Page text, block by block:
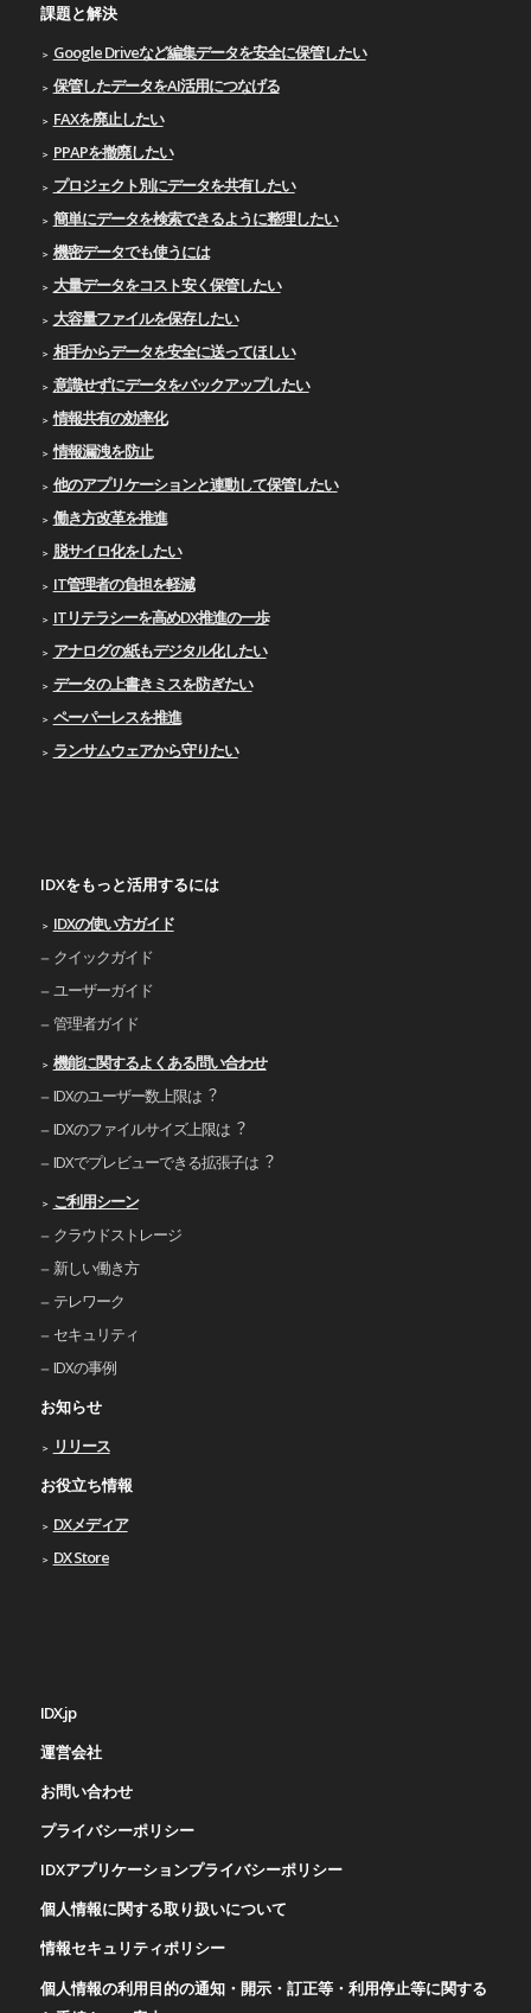
課題と解決
Google Driveなど編集データを安全に保管したい
保管したデータをAI活用につなげる
FAXを廃止したい
PPAPを撤廃したい
プロジェクト別にデータを共有したい
簡単にデータを検索できるように整理したい
機密データでも使うには
大量データをコスト安く保管したい
大容量ファイルを保存したい
相手からデータを安全に送ってほしい
意識せずにデータをバックアップしたい
情報共有の効率化
情報漏洩を防止
他のアプリケーションと連動して保管したい
働き方改革を推進
脱サイロ化をしたい
IT管理者の負担を軽減
ITリテラシーを高めDX推進の一歩
アナログの紙もデジタル化したい
データの上書きミスを防ぎたい
ペーパーレスを推進
ランサムウェアから守りたい
IDXをもっと活用するには
IDXの使い⽅ガイド
クイックガイド
ユーザーガイド
管理者ガイド
機能に関するよくある問い合わせ
IDXのユーザー数上限は︖
IDXのファイルサイズ上限は︖
IDXでプレビューできる拡張⼦は︖
ご利⽤シーン
クラウドストレージ
新しい働き⽅
テレワーク
セキュリティ
IDXの事例
お知らせ
リリース
お役立ち情報
DXメディア
DX Store
IDX.jp
運営会社
お問い合わせ
プライバシーポリシー
IDXアプリケーションプライバシーポリシー
個人情報に関する取り扱いについて
情報セキュリティポリシー
個人情報の利用目的の通知・開示・訂正等・利用停止等に関する